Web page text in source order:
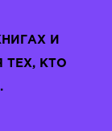
И
ТЕХ, КТО